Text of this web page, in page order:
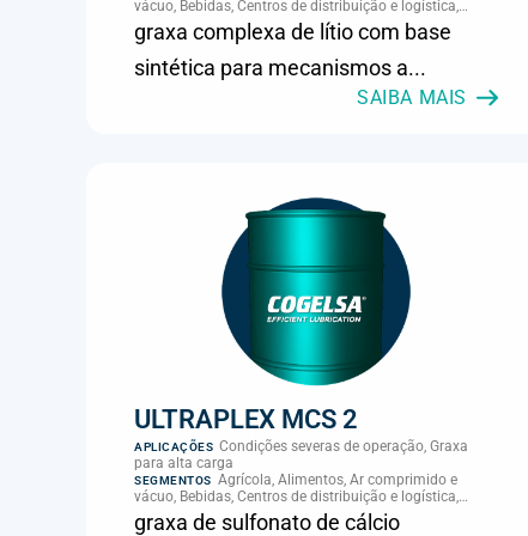
vácuo, Bebidas, Centros de distribuição e logística,
Cimento, Climatização e HVAC, Data center,
Eletroeletrônica, Embalagens e latas, Energia (geração),
Eólico, Farmacêutica e cosmética, Frigoríficos e abate,
Laticínios, Madeira e móveis, Metalmecânica, Metalurgia
e fundição, Mineração, MRO e manutenção industrial,
Naval e portuário, Panificação, Papel e celulose,
graxa complexa de lítio com base
sintética para mecanismos a...
SAIBA MAIS
ULTRAPLEX MCS 2
APLICAÇÕES Condições severas de operação, Graxa
para alta carga
SEGMENTOS Agrícola, Alimentos, Ar comprimido e
vácuo, Bebidas, Centros de distribuição e logística,
Cimento, Climatização e HVAC, Data center,
Eletroeletrônica, Embalagens e latas, Energia (geração),
graxa de sulfonato de cálcio